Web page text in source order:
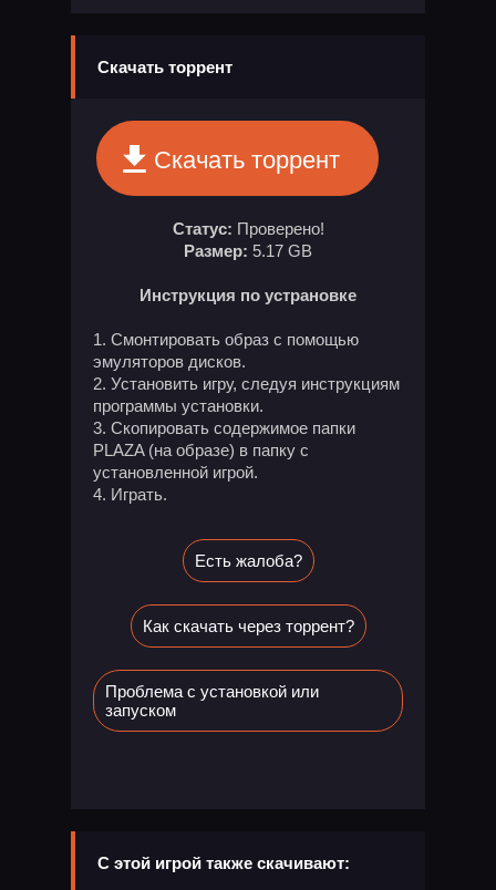
Скачать торрент
Скачать торрент
Статус: Проверено!
Размер: 5.17 GB
Инструкция по устрановке
Смонтировать образ с помощью
эмуляторов дисков.
Установить игру, следуя инструкциям
программы установки.
Скопировать содержимое папки
PLAZA (на образе) в папку с
установленной игрой.
Играть.
Есть жалоба?
Как скачать через торрент?
Проблема с установкой или
запуском
С этой игрой также скачивают: